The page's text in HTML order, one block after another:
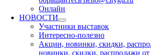
Онлайн
НОВОСТИ
Участники выставок
Интересно-полезно
Акции, новинки, скидки,
новинки, скидки, распродажи от